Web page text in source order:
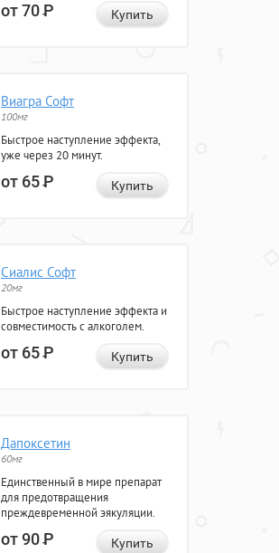
от 70Р Купить
Виагра Софт
100мг
Быстрое наступление эффекта,
уже через 20 минут.
от 65Р Купить
Сиалис Софт
20мг
Быстрое наступление эффекта и
совместимость с алкоголем.
от 65Р Купить
Дапоксетин
60мг
Единственный в мире препарат
для предотвращения
преждевременной эякуляции.
от 90Р Купить